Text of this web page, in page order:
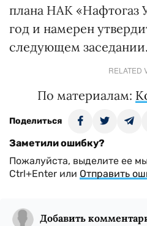
плана НАК «Нафтогаз
год и намерен
следующем заседании.
RELATED
По материалам:
Поделиться
Заметили ошибку?
Пожалуйста, выделите ее
Ctrl+Enter или Отправить
Добавить